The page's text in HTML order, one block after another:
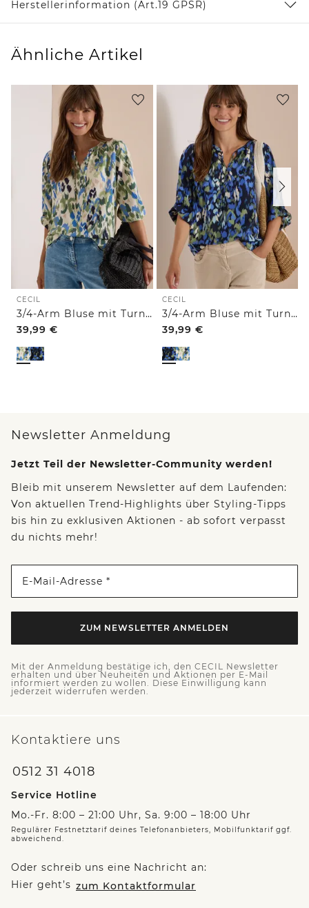
Herstellerinformation (Art.19 GPSR)
Ähnliche Artikel
CECIL
3/4-Arm Bluse mit Turn-Up und Print
39,99 €
CECIL
3/4-Arm Bluse mit Turn-Up und Print
39,99 €
Newsletter Anmeldung
Jetzt Teil der Newsletter-Community werden!
Bleib mit unserem Newsletter auf dem Laufenden:
Von aktuellen Trend-Highlights über Styling-Tipps
bis hin zu exklusiven Aktionen - ab sofort verpasst
du nichts mehr!
E-Mail-Adresse *
ZUM NEWSLETTER ANMELDEN
Mit der Anmeldung bestätige ich, den CECIL Newsletter
erhalten und über Neuheiten und Aktionen per E-Mail
informiert werden zu wollen. Diese Einwilligung kann
jederzeit widerrufen werden.
Kontaktiere uns
0512 31 4018
Service Hotline
Mo.-Fr. 8:00 – 21:00 Uhr, Sa. 9:00 – 18:00 Uhr
Regulärer Festnetztarif deines Telefonanbieters, Mobilfunktarif ggf.
abweichend.
Oder schreib uns eine Nachricht an:
Hier geht’s zum Kontaktformular